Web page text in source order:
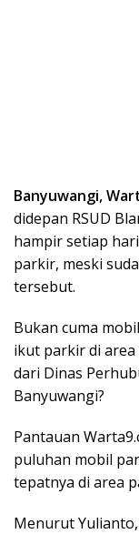
Banyuwangi,
didepan RSUD
hampir setiap
parkir, meski
tersebut.
Bukan cuma
ikut parkir di
dari Dinas
Banyuwangi?
Pantauan
puluhan mobil
tepatnya di area
Menurut